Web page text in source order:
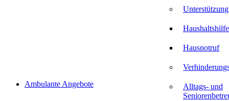
Ambulante Angebote
Haushaltshilfe
Hausnotruf
Alltags- und